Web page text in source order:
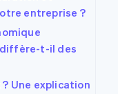
entreprise ?
diffère-t-il des
? Une explication